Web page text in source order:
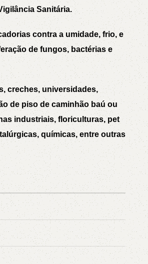
PK
TB
Sanitária.
contra a umidade, frio, e
de fungos, bactérias e
creches, universidades,
de piso de caminhão baú ou
industriais, floriculturas, pet
químicas, entre outras